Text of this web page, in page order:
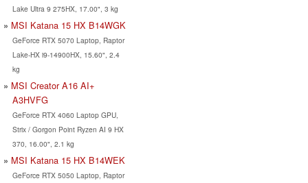
Lake Ultra 9 275HX, 17.00", 3 kg
MSI Katana 15 HX B14WGK
GeForce RTX 5070 Laptop, Raptor
Lake-HX i9-14900HX, 15.60", 2.4
kg
MSI Creator A16 AI+
A3HVFG
GeForce RTX 4060 Laptop GPU,
Strix / Gorgon Point Ryzen AI 9 HX
370, 16.00", 2.1 kg
MSI Katana 15 HX B14WEK
GeForce RTX 5050 Laptop, Raptor